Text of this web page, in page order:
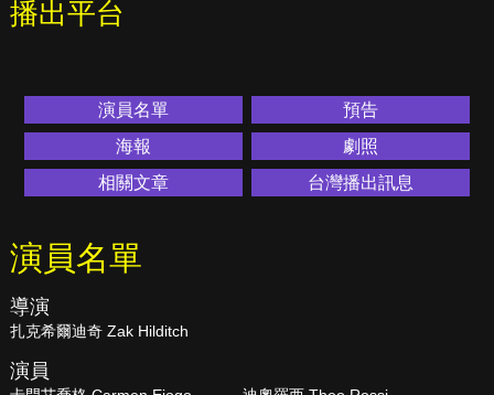
播出平台
演員名單
預告
海報
劇照
相關文章
台灣播出訊息
演員名單
導演
扎克希爾迪奇 Zak Hilditch
演員